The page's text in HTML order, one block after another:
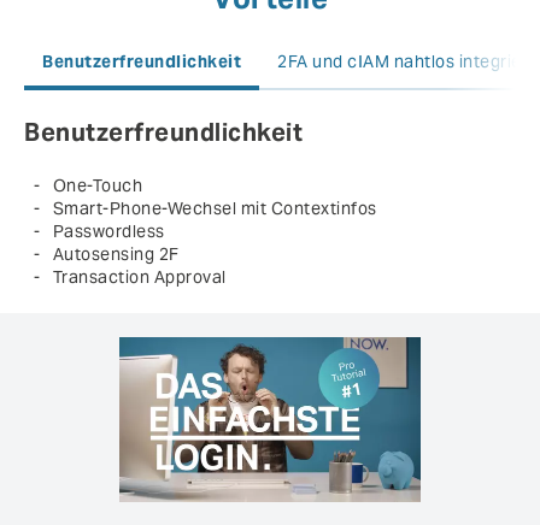
Benutzerfreundlichkeit
One-Touch
Smart-Phone-Wechsel mit Contextinfos
Passwordless
Autosensing 2F
Transaction Approval